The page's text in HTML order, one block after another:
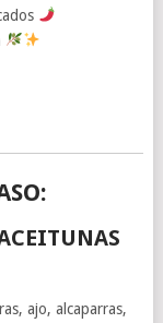
ajo, alcaparras,